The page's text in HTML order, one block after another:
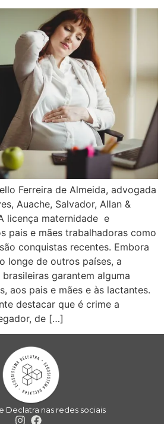
Ferreira de Almeida, advogada
Auache, Salvador, Allan &
licença maternidade e
pais e mães trabalhadoras como
conquistas recentes. Embora
longe de outros países, a
garantem alguma
aos pais e mães e às lactantes.
destacar que é crime a
de […]
Declatra nas redes sociais